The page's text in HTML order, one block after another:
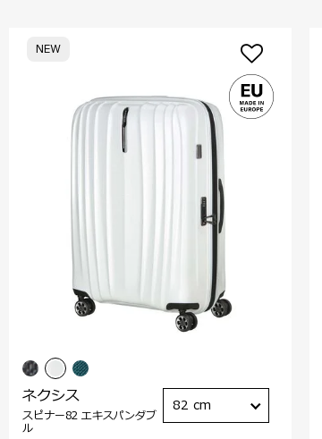
NEW
ネクシス
スピナー82 エキスパンダブ
ル
82 cm